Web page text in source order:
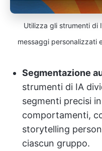
Utilizza gli strumenti di
messaggi personalizzati
Segmentazione
strumenti di IA
segmenti precisi
comportamenti,
storytelling
ciascun gruppo.